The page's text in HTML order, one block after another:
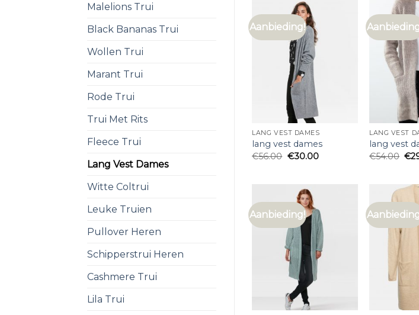
Malelions Trui
Black Bananas Trui
Wollen Trui
Marant Trui
Rode Trui
Trui Met Rits
Fleece Trui
Lang Vest Dames
Witte Coltrui
Leuke Truien
Pullover Heren
Schipperstrui Heren
Cashmere Trui
Lila Trui
Aanbieding!
LANG VEST DAMES
lang vest dames
€56.00 €30.00
LANG VEST
lang vest
€54.00 €
Aanbieding!